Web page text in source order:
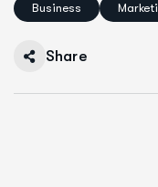
Business
Share